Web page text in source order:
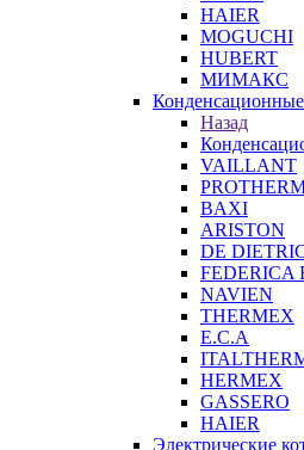
HAIER
MOGUCHI
HUBERT
МИМАКС
Назад
VAILLANT
BAXI
ARISTON
DE
FEDERICA
NAVIEN
THERMEX
E.C.A
HERMEX
GASSERO
HAIER
Электрические